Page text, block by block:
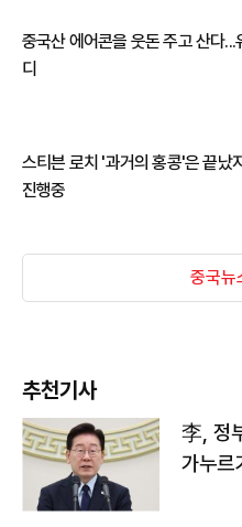
중국산 에어콘을 웃돈 주고 산다...
디
스티븐 로치 '과거의 홍콩'은 끝났
진행중
중국뉴
추천기사
李, 정
가누르